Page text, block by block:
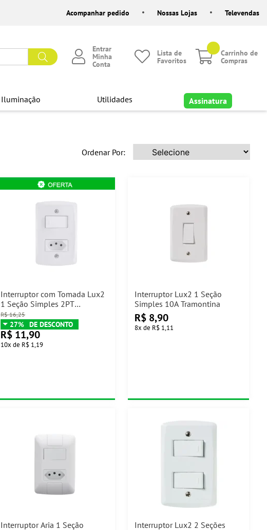
Acompanhar pedido Nossas Lojas Televendas
Entrar
Minha
Conta
Lista de
Favoritos
Carrinho de
Compras
Iluminação Utilidades Assinatura
Ordenar Por:
Interruptor com Tomada Lux2
1 Seção Simples 2PT
Tramontina
R$ 16,25
27%
R$ 11,90
10x de R$ 1,19
Interruptor Lux2 1 Seção
Simples 10A Tramontina
R$ 8,90
8x de R$ 1,11
Interruptor Aria 1 Seção
Interruptor Lux2 2 Seções